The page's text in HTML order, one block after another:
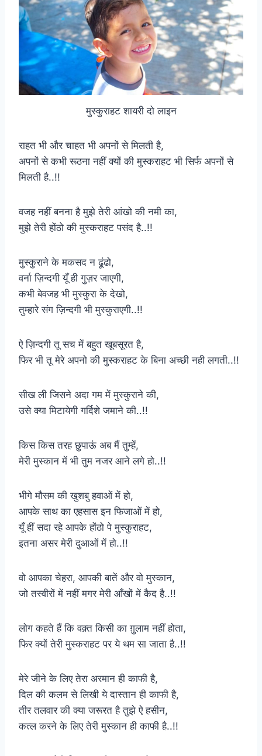
मुस्कुराहट शायरी दो लाइन
राहत भी और चाहत भी अपनों से मिलती है,
अपनों से कभी रूठना नहीं क्यों की मुस्कराहट भी सिर्फ अपनों से
मिलती है..!!
वजह नहीं बनना है मुझे तेरी आंखो की नमी का,
मुझे तेरी होंठो की मुस्कराहट पसंद है..!!
मुस्कुराने के मकसद न ढूंढो,
वर्ना ज़िन्दगी यूँ ही गुज़र जाएगी,
कभी बेवजह भी मुस्कुरा के देखो,
तुम्हारे संग ज़िन्दगी भी मुस्कुराएगी..!!
ऐ ज़िन्दगी तू सच में बहुत खूबसूरत है,
फिर भी तू मेरे अपनो की मुस्कराहट के बिना अच्छी नही लगती..!!
सीख ली जिसने अदा गम में मुस्कुराने की,
उसे क्या मिटायेगी गर्दिशे जमाने की..!!
किस किस तरह छुपाऊं अब मैं तुम्हें,
मेरी मुस्कान में भी तुम नजर आने लगे हो..!!
भीगे मौसम की खुशबु हवाओं में हो,
आपके साथ का एहसास इन फिजाओं में हो,
यूँ हीं सदा रहे आपके होंठो पे मुस्कुराहट,
इतना असर मेरी दुआओं में हो..!!
वो आपका चेहरा, आपकी बातें और वो मुस्कान,
जो तस्वीरों में नहीं मगर मेरी आँखों में कैद है..!!
लोग कहते हैं कि वक़्त किसी का ग़ुलाम नहीं होता,
फिर क्यों तेरी मुस्कराहट पर ये थम सा जाता है..!!
मेरे जीने के लिए तेरा अरमान ही काफी है,
दिल की कलम से लिखी ये दास्तान ही काफी है,
तीर तलवार की क्या जरूरत है तुझे ऐ हसीन,
कत्ल करने के लिए तेरी मुस्कान ही काफी है..!!